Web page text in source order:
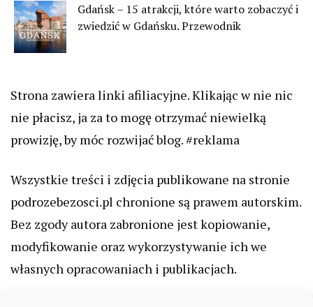
Gdańsk – 15 atrakcji, które warto zobaczyć i
zwiedzić w Gdańsku. Przewodnik
Strona zawiera linki afiliacyjne. Klikając w nie nic
nie płacisz, ja za to mogę otrzymać niewielką
prowizję, by móc rozwijać blog. #reklama
Wszystkie treści i zdjęcia publikowane na stronie
podrozebezosci.pl chronione są prawem autorskim.
Bez zgody autora zabronione jest kopiowanie,
modyfikowanie oraz wykorzystywanie ich we
własnych opracowaniach i publikacjach.